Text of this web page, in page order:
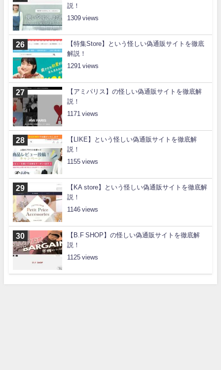
説！
1309
【特集Store】という怪しい偽通販サイトを徹底
解説！
1291
【アミパリス】の怪しい偽通販サイトを徹底解
説！
1171
【LIKE】という怪しい偽通販サイトを徹底解
説！
1155
【KA store】という怪しい偽通販サイトを徹底解
説！
1146
【B.F SHOP】の怪しい偽通販サイトを徹底解
説！
1125